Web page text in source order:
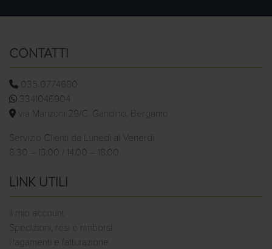
CONTATTI
035 0774680
3341046904
via Manzoni 29/C, Gandino, Bergamo
Servizio Clienti da Lunedì al Venerdì
8.30 – 13.00 / 14.00 – 18.00
LINK UTILI
Il mio account
Spedizioni, resi e rimborsi
Pagamenti e fatturazione